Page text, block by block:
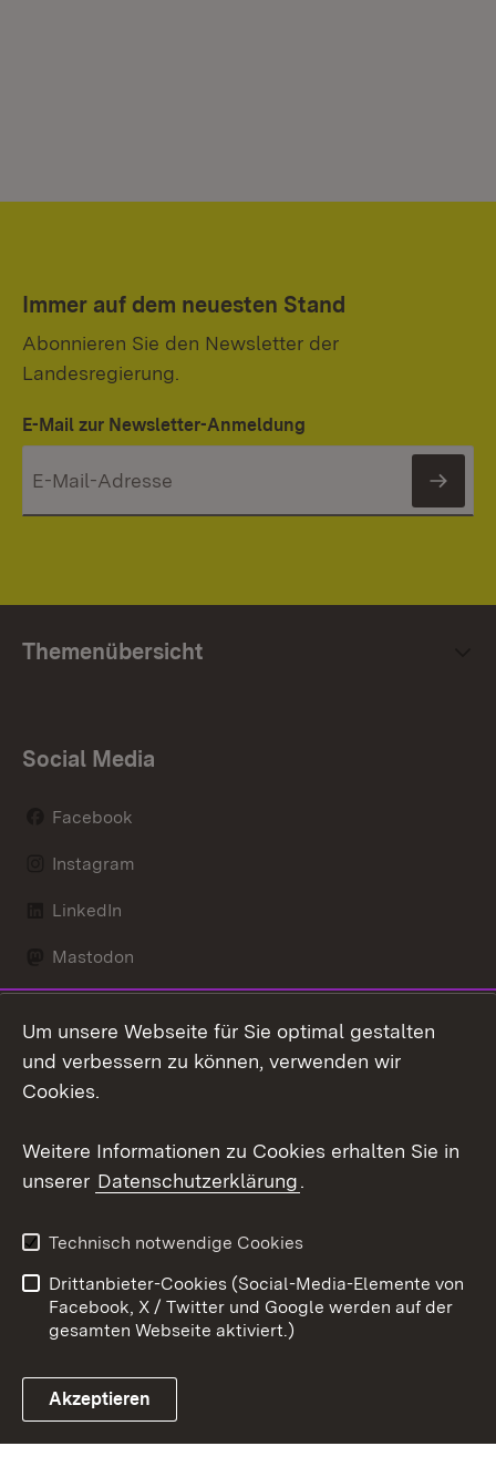
Immer auf dem neuesten Stand
Abonnieren Sie den Newsletter der
Landesregierung.
E-Mail zur Newsletter-Anmeldung
Themenübersicht
Social Media
Facebook
Instagram
LinkedIn
Mastodon
X / Twitter
Youtube
Link zum Landesportal
Kontakt
Datenschutz
Barrierefreiheit
Impressum Cookies
Um unsere Webseite für Sie optimal gestalten
und verbessern zu können, verwenden wir
Cookies.
Weitere Informationen zu Cookies erhalten Sie in
unserer Datenschutzerklärung.
Technisch notwendige Cookies
Drittanbieter-Cookies (Social-Media-Elemente von
Facebook, X / Twitter und Google werden auf der
gesamten Webseite aktiviert.)
Akzeptieren